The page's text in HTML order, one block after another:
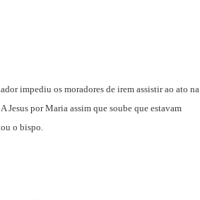
impediu os moradores de irem assistir ao ato na
Jesus por Maria assim que soube que estavam
o bispo.